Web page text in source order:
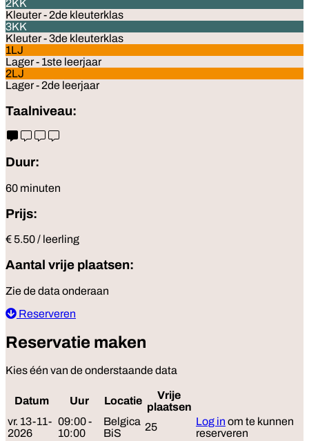
2KK
Kleuter - 2de kleuterklas
3KK
Kleuter - 3de kleuterklas
1LJ
Lager - 1ste leerjaar
2LJ
Lager - 2de leerjaar
Taalniveau:
Duur:
60 minuten
Prijs:
€ 5.50 / leerling
Aantal vrije plaatsen:
Zie de data onderaan
Reserveren
Reservatie maken
Kies één van de onderstaande data
Datum Uur Locatie
Vrije
plaatsen
vr. 13-11-
2026
09:00 -
10:00
Belgica
BiS
25 Log in om te kunnen
reserveren